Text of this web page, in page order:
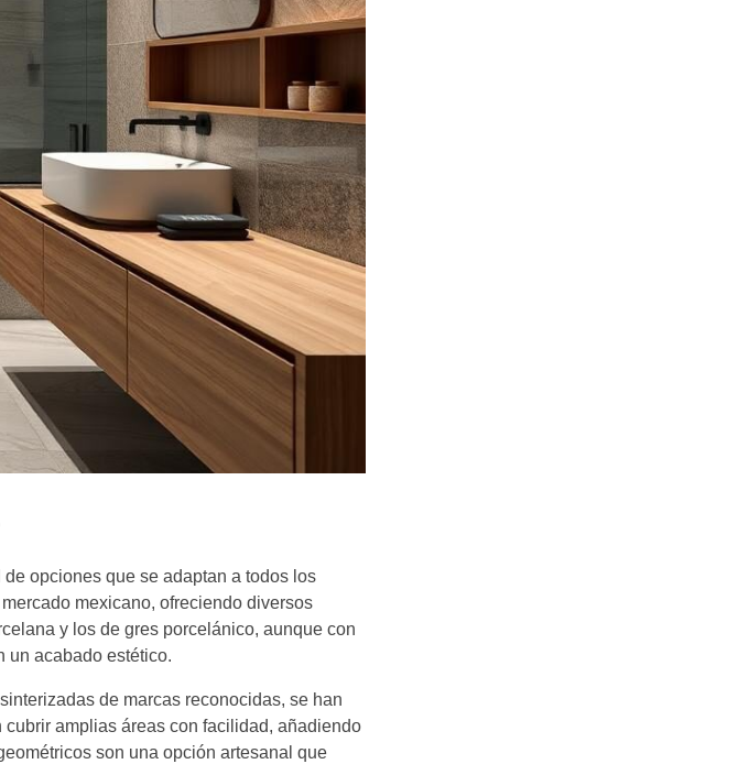
opciones que se adaptan a todos los
mexicano, ofreciendo diversos
y los de gres porcelánico, aunque con
un acabado estético.
de marcas reconocidas, se han
amplias áreas con facilidad, añadiendo
son una opción artesanal que